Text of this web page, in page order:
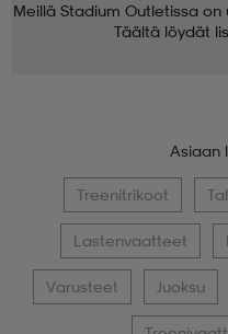
Meillä Stadium Outletissa
Täältä löydät
Asiaan
Treenitrikoot
Lastenvaatteet
Varusteet Juoksu